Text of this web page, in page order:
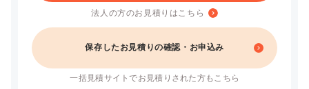
法人の方のお見積りはこちら
保存したお見積りの確認・お申込み
一括見積サイトでお見積りされた方もこちら